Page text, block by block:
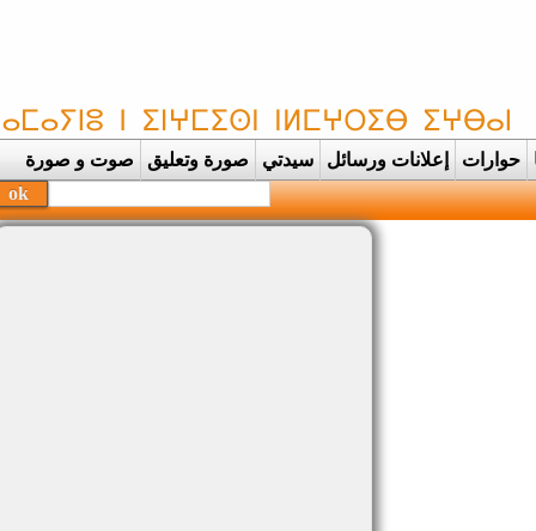
حوارات إعلانات ورسائل سيدتي صورة وتعليق صوت و صورة